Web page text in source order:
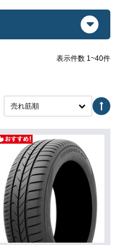
表示件数 1~40件
売れ筋順